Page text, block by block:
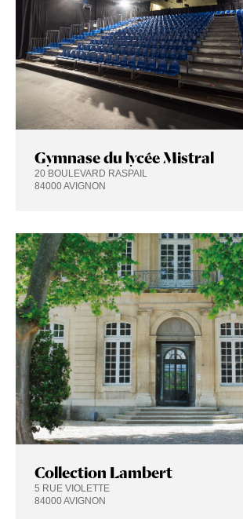
Gymnase du lycée Mistral
20 BOULEVARD RASPAIL
84000 AVIGNON
Collection Lambert
5 RUE VIOLETTE
84000 AVIGNON